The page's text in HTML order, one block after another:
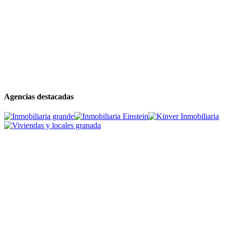
Agencias destacadas